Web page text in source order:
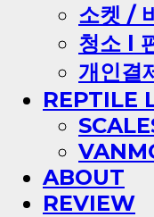
소켓 /
청소 l
개인결
REPTILE
ABOUT
REVIEW